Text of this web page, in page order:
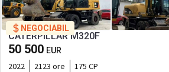
NEGOCIABIL
CATERPILLAR M320F
50 500 EUR
2022 2123 ore
175 CP